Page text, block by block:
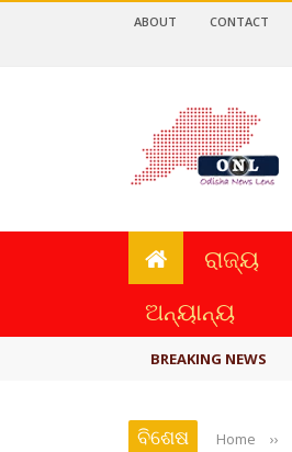
ABOUT CONTACT
ରାଜ୍ୟ
ଅନ୍ୟାନ୍ୟ
BREAKING NEWS
ବିଶେଷ Home ››